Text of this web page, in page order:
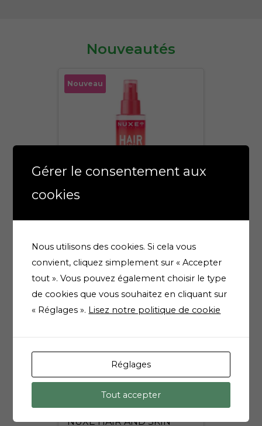
Nouveautés
Nouveau
NUXE HAIR AND SKIN
27,90€ Ajouter au panier
NUXE HAIR AND SKIN
Gérer le consentement aux
cookies
Nous utilisons des cookies. Si cela vous
convient, cliquez simplement sur « Accepter
tout ». Vous pouvez également choisir le type
de cookies que vous souhaitez en cliquant sur
« Réglages ». Lisez notre politique de cookie
Réglages
Tout accepter